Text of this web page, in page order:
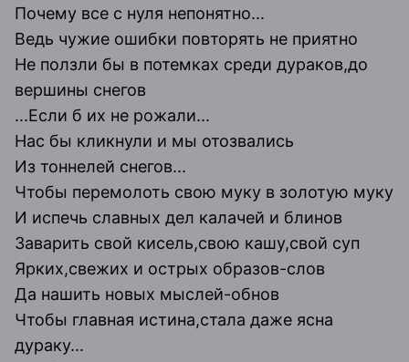
Почему все с нуля непонятно...
Ведь чужие ошибки повторять не приятно
Не ползли бы в потемках среди дураков,до
вершины снегов
...Если б их не рожали...
Нас бы кликнули и мы отозвались
Из тоннелей снегов...
Чтобы перемолоть свою муку в золотую муку
И испечь славных дел калачей и блинов
Заварить свой кисель,свою кашу,свой суп
Ярких,свежих и острых образов-слов
Да нашить новых мыслей-обнов
Чтобы главная истина,стала даже ясна
дураку...